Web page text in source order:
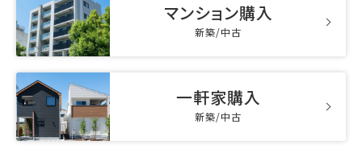
マンション購入
新築/中古
一軒家購入
新築/中古